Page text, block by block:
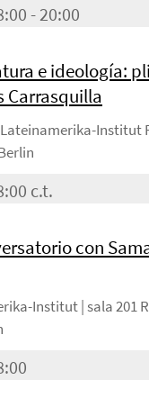
- 20:00
e ideología:
Carrasquilla
Institut
c.t.
con
Institut | sala 201